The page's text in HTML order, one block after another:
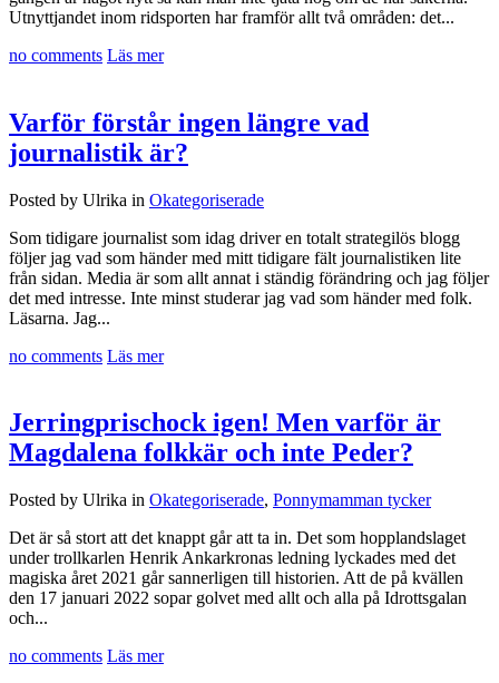
Utnyttjandet inom ridsporten har framför allt två områden: det...
no comments Läs mer
Varför förstår ingen längre vad
journalistik är?
Posted by Ulrika in Okategoriserade
Som tidigare journalist som idag driver en totalt strategilös blogg
följer jag vad som händer med mitt tidigare fält journalistiken lite
från sidan. Media är som allt annat i ständig förändring och jag följer
det med intresse. Inte minst studerar jag vad som händer med folk.
Läsarna. Jag...
no comments Läs mer
Jerringprischock igen! Men varför är
Magdalena folkkär och inte Peder?
Posted by Ulrika in Okategoriserade, Ponnymamman tycker
Det är så stort att det knappt går att ta in. Det som hopplandslaget
under trollkarlen Henrik Ankarkronas ledning lyckades med det
magiska året 2021 går sannerligen till historien. Att de på kvällen
den 17 januari 2022 sopar golvet med allt och alla på Idrottsgalan
och...
no comments Läs mer